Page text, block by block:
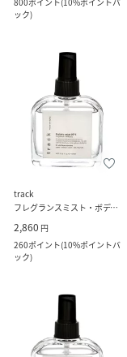
ック)
track
フレグランスミスト・ボディミスト
2,860 円
260ポイント(10%ポイントバ
ック)